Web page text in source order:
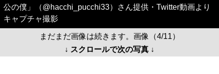
公の僕」（@hacchi_pucchi33）さん提供・Twitter動画より
キャプチャ撮影
まだまだ画像は続きます。画像（4/11）
↓ スクロールで次の写真 ↓